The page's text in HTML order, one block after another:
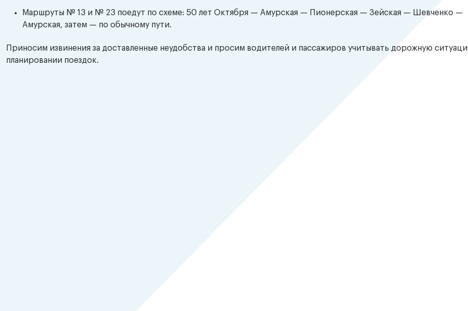
Маршруты № 13 и № 23 поедут по схеме: 50 лет Октября — Амурская — Пионерская — Зейская — Шевченко —
Амурская, затем — по обычному пути.
Приносим извинения за доставленные неудобства и просим водителей и пассажиров учитывать дорожную
планировании поездок.